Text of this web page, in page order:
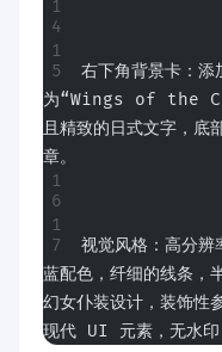
右下角背景卡：添
为“Wings of the
且精致的日式文字，底
章。
视觉风格：高分辨
蓝配色，纤细的线条，
幻女仆装设计，装饰性
现代 UI 元素，无水印